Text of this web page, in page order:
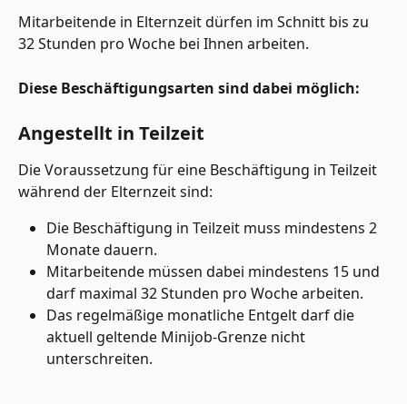
Mitarbeitende in Elternzeit dürfen im Schnitt bis zu
32 Stunden pro Woche bei Ihnen arbeiten.
Diese Beschäftigungsarten sind dabei möglich:
Angestellt in Teilzeit
Die Voraussetzung für eine Beschäftigung in Teilzeit
während der Elternzeit sind:
Die Beschäftigung in Teilzeit muss mindestens 2
Monate dauern.
Mitarbeitende müssen dabei mindestens 15 und
darf maximal 32 Stunden pro Woche arbeiten.
Das regelmäßige monatliche Entgelt darf die
aktuell geltende Minijob-Grenze nicht
unterschreiten.